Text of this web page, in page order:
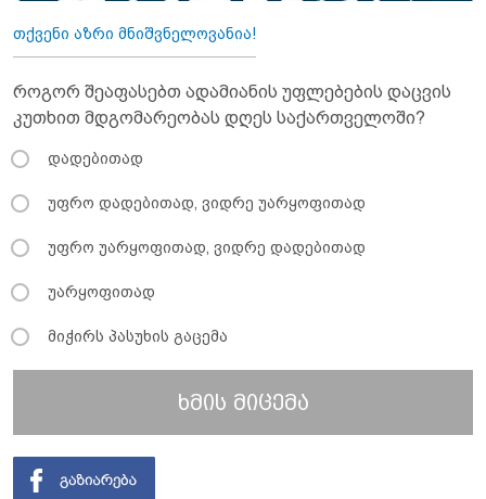
თქვენი აზრი მნიშვნელოვანია!
როგორ შეაფასებთ ადამიანის უფლებების დაცვის
კუთხით მდგომარეობას დღეს საქართველოში?
დადებითად
უფრო დადებითად, ვიდრე უარყოფითად
უფრო უარყოფითად, ვიდრე დადებითად
უარყოფითად
მიჭირს პასუხის გაცემა
ხმის მიცემა